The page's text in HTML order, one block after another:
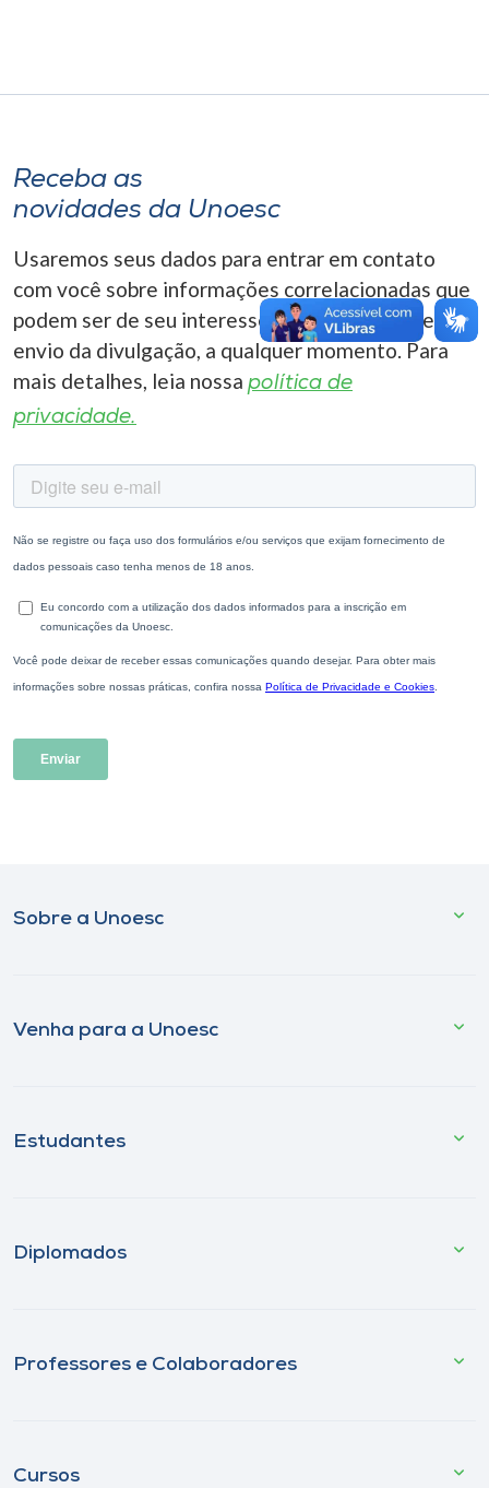
A-
Receba as
novidades da Unoesc
Usaremos seus dados para entrar em contato
com você sobre informações correlacionadas que
podem ser de seu interesse. Você pode cancelar o
envio da divulgação, a qualquer momento. Para
mais detalhes, leia nossa política de
privacidade.
Sobre a Unoesc
Venha para a Unoesc
Estudantes
Diplomados
Professores e Colaboradores
Cursos